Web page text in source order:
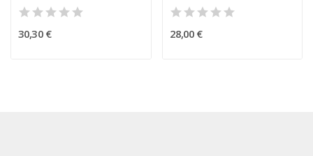
30,30 € 28,00 €